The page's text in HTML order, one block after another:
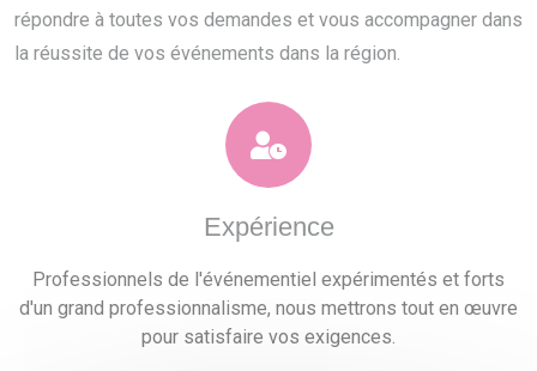
répondre à toutes vos demandes et vous accompagner dans
la réussite de vos événements dans la région.
Expérience
Professionnels de l'événementiel expérimentés et forts
d'un grand professionnalisme, nous mettrons tout en œuvre
pour satisfaire vos exigences.